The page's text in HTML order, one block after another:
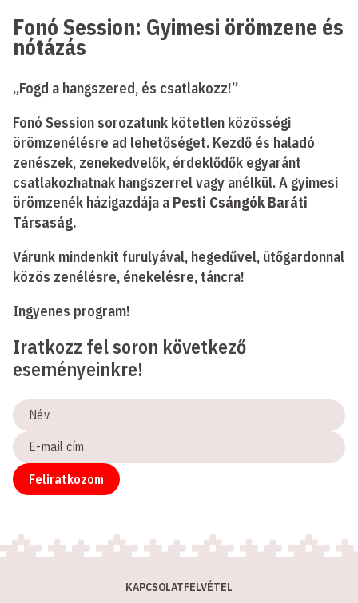
Fonó Session: Gyimesi örömzene és
nótázás
„Fogd a hangszered, és csatlakozz!”
Fonó Session sorozatunk kötetlen közösségi
örömzenélésre ad lehetőséget. Kezdő és haladó
zenészek, zenekedvelők, érdeklődők egyaránt
csatlakozhatnak hangszerrel vagy anélkül. A gyimesi
örömzenék házigazdája a Pesti Csángók Baráti
Társaság.
Várunk mindenkit furulyával, hegedűvel, ütőgardonnal
közös zenélésre, énekelésre, táncra!
Ingyenes program!
Iratkozz fel soron következő
eseményeinkre!
Név
E-
mail
cím
Feliratkozom
KAPCSOLATFELVÉTEL